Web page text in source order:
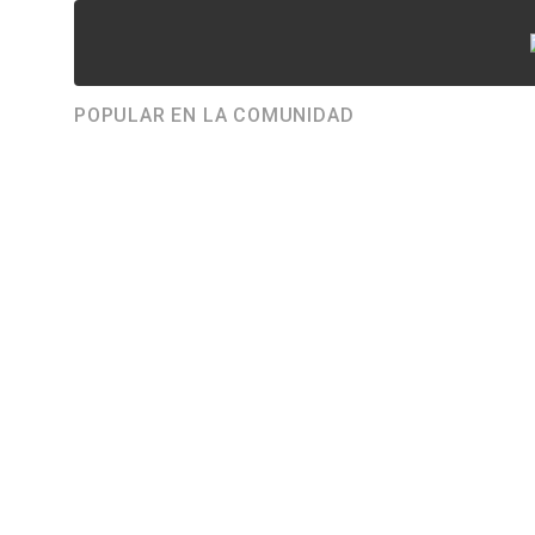
POPULAR EN LA COMUNIDAD